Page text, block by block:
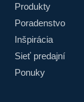
Produkty
Poradenstvo
Inšpirácia
Sieť predajní
Ponuky